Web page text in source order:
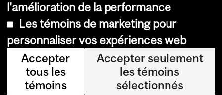
© Université McGill, 2026
Accessibilité
Avis sur les témoins
Paramètres des témoins
Se connecter
l'amélioration de la performance
Les témoins de marketing pour
personnaliser vos expériences web
Accepter
tous les
témoins
Accepter seulement
les témoins
sélectionnés